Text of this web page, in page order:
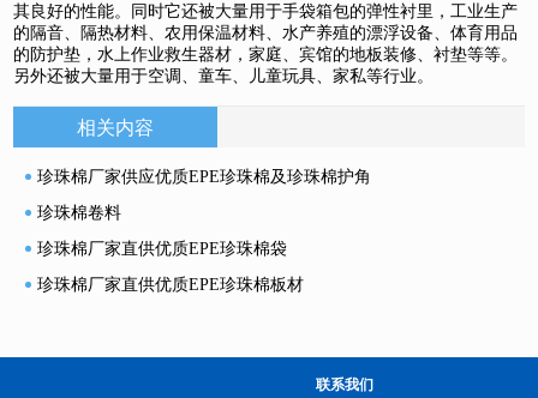
其良好的性能。同时它还被大量用于手袋箱包的弹性衬里，工业生产
的隔音、隔热材料、农用保温材料、水产养殖的漂浮设备、体育用品
的防护垫，水上作业救生器材，家庭、宾馆的地板装修、衬垫等等。
另外还被大量用于空调、童车、儿童玩具、家私等行业。
相关内容
珍珠棉厂家供应优质EPE珍珠棉及珍珠棉护角
珍珠棉卷料
珍珠棉厂家直供优质EPE珍珠棉袋
珍珠棉厂家直供优质EPE珍珠棉板材
联系我们